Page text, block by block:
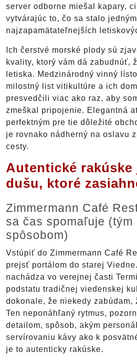
server odborne miešal kapary,
vytvárajúc to, čo sa stalo
najzapamätateľnejších
Ich čerstvé morské plody sú
kvality, ktorý vám dá zabudnúť,
letiska. Medzinárodný vinný
milostný list vitikultúre a ich
presvedčili viac ako raz, aby
zmeškal pripojenie. Elegantná
perfektným pre tie dôležité
je rovnako nádherný na oslavu
cesty.
Autentické rakúske
dušu, ktoré
Zimmermann Café
sa čas spomaľuje (tým
spôsobom)
Vstúpiť do Zimmermann Café
prejsť portálom do starej
nachádza vo verejnej časti
podstatu tradičnej viedenskej
dokonale, že niekedy zabúdam,
Ten neponáhľaný rytmus,
detailom, spôsob, akým
servírovaniu kávy ako k
je to autenticky rakúske.